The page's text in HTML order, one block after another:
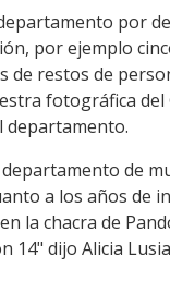
por
por ejemplo
de restos de
fotográfica del
departamento.
de
a los años de
la chacra de
14" dijo Alicia